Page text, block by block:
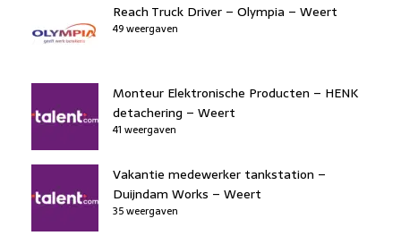
Reach Truck Driver – Olympia – Weert
49 weergaven
Monteur Elektronische Producten – HENK
detachering – Weert
41 weergaven
Vakantie medewerker tankstation –
Duijndam Works – Weert
35 weergaven